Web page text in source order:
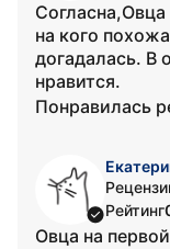
Согласна,Овца
на кого
догадалась. В
нравится.
Понравилась
Рейтинг
Овца на